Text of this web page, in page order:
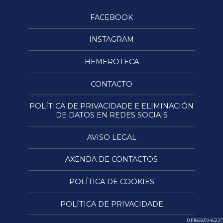
0.11166501045227
FACEBOOK
INSTAGRAM
HEMEROTECA
CONTACTO
POLÍTICA DE PRIVACIDADE E ELIMINACIÓN
DE DATOS EN REDES SOCIAIS
AVISO LEGAL
AXENDA DE CONTACTOS
POLÍTICA DE COOKIES
POLÍTICA DE PRIVACIDADE